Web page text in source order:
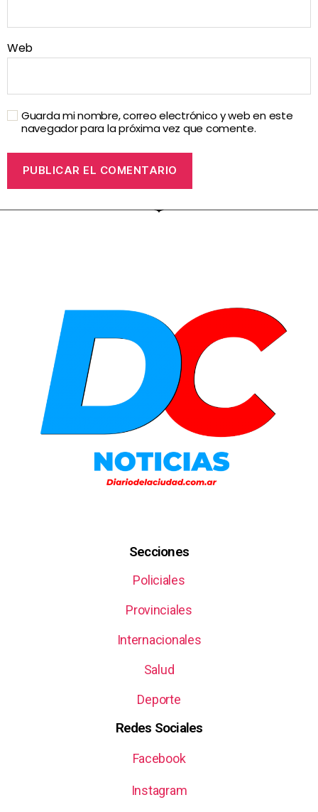
Web
Guarda mi nombre, correo electrónico y web en este
navegador para la próxima vez que comente.
Secciones
Policiales
Provinciales
Internacionales
Salud
Deporte
Redes Sociales
Facebook
Instagram